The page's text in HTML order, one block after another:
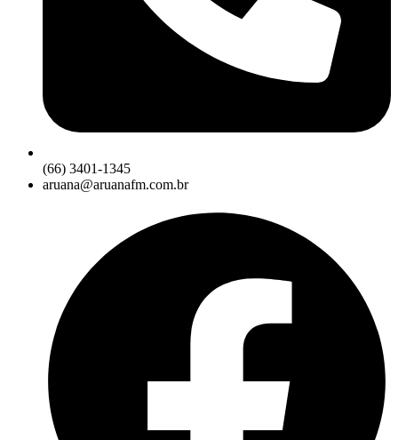
(66) 3401-1345
aruana@aruanafm.com.br